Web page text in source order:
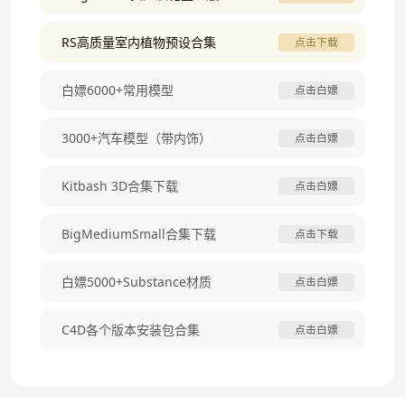
RS高质量室内植物预设合集 点击下载
白嫖6000+常用模型 点击白嫖
3000+汽车模型（带内饰） 点击白嫖
Kitbash 3D合集下载 点击白嫖
BigMediumSmall合集下载 点击下载
白嫖5000+Substance材质 点击白嫖
C4D各个版本安装包合集 点击白嫖